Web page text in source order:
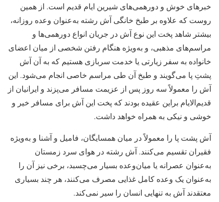
خبرهای خوش و دورهمی‌‌‌‌‌‌‌های شیرین ایام قدیم است. از همین
روست که علاوه بر طبخ خانگی آش رشته به‌عنوان وعد‌‌‌‌‌‌‌ه‌ روزانه،
بیشتر شاهد پخت این نوع آش در جریان انواع دورهمی‌‌‌‌‌‌‌ها و
مراسم‌‌‌‌‌‌‌های مذهبی، و به‌‌‌‌‌‌‌ویژه هنگام رفتن شخصی از میان اعضای
خانواده به سفر زیارتی یا خدمت سربازی هستیم که به آن آش
پشتِ پا می‌‌‌‌‌‌‌گویند و طبخ آن طی مراسم خاصی انجام می‌‌‌‌‌‌‌شود. این
آش را معمولاً سه روز پس از عزیمت مسافر می‌‌‌‌‌‌‌پزند و ایرانیان از
قدیم‌‌‌‌‌‌‌الایام براین عقیده بودند که پخت این آش برای مسافر خیر و
خوشی و نیکی به همراه خواهد داشت.
آش پشت پا را معمولاً در میان همسایگان، فامیل و آشنا و به‌‌‌‌‌‌‌ویژه
فقیران تقسیم می‌‌‌‌‌‌‌کنند. آش رشته در هوای سرد زمستان
به‌‌‌‌‌‌‌عنوان عصرانه یا میان‌‌‌‌‌‌‌وعده بسیار می‌‌‌‌‌‌‌چسبد، برخی نیز آن را
به‌‌‌‌‌‌‌عنوان یک وعد‌‌‌‌‌‌‌ه‌ کامل غذایی مصرف می‌‌‌‌‌‌‌کنند، هر چند بسیاری
معتقدند آش به تنهایی انسان را سیر نمی‌‌‌‌‌‌‌کند.